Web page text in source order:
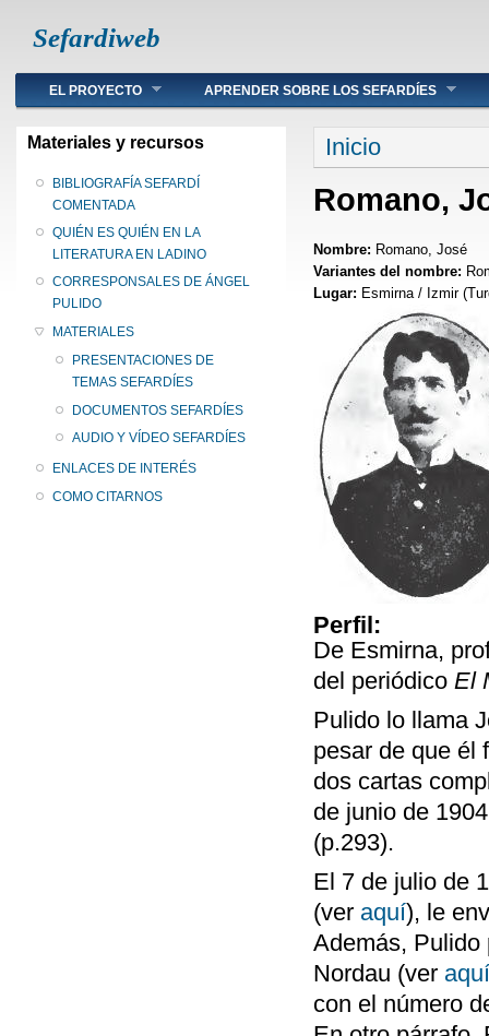
Sefardiweb
Main menu
EL PROYECTO APRENDER SOBRE LOS SEFARDÍES
Materiales y recursos
BIBLIOGRAFÍA SEFARDÍ
COMENTADA
QUIÉN ES QUIÉN EN LA
LITERATURA EN LADINO
CORRESPONSALES DE ÁNGEL
PULIDO
MATERIALES
PRESENTACIONES DE
TEMAS SEFARDÍES
DOCUMENTOS SEFARDÍES
AUDIO Y VÍDEO SEFARDÍES
ENLACES DE INTERÉS
COMO CITARNOS
Se encuentra
Inicio
Romano,
Nombre: Romano, José
Variantes del nombre:
Lugar: Esmirna / Izmir
Perfil:
De Esmirna,
del periódico El
Pulido lo llama
pesar de que él
dos cartas
de junio de
(p.293).
El 7 de julio de
(ver aquí), le
Además, Pulido
Nordau (ver aquí
con el número